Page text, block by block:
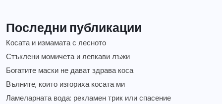
Последни публикации
Косата и измамата с лесното
Стъклени момичета и лепкави лъжи
Богатите маски не дават здрава коса
Вълните, които изгориха косата ми
Ламеларната вода: рекламен трик или спасение